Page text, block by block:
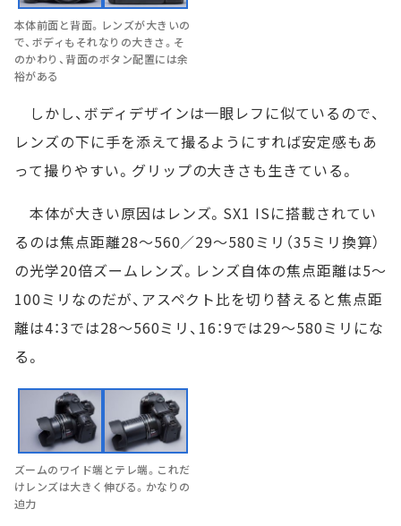
本体前面と背面。レンズが大きいの
で、ボディもそれなりの大きさ。そ
のかわり、背面のボタン配置には余
裕がある
しかし、ボディデザインは一眼レフに似ているので、
レンズの下に手を添えて撮るようにすれば安定感もあ
って撮りやすい。グリップの大きさも生きている。
本体が大きい原因はレンズ。SX1 ISに搭載されてい
るのは焦点距離28～560／29～580ミリ（35ミリ換算）
の光学20倍ズームレンズ。レンズ自体の焦点距離は5～
100ミリなのだが、アスペクト比を切り替えると焦点距
離は4：3では28～560ミリ、16：9では29～580ミリにな
る。
ズームのワイド端とテレ端。これだ
けレンズは大きく伸びる。かなりの
迫力